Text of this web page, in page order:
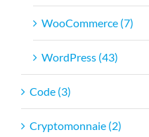
WooCommerce (7)
WordPress (43)
Code (3)
Cryptomonnaie (2)